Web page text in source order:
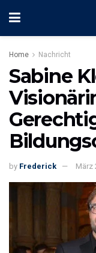
Home Nachricht
Sabine
by Frederick März